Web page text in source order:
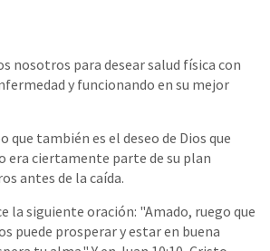
nosotros para desear salud física con
y funcionando en su mejor
que también es el deseo de Dios que
era ciertamente parte de su plan
antes de la caída.
la siguiente oración: "Amado, ruego que
puede prosperar y estar en buena